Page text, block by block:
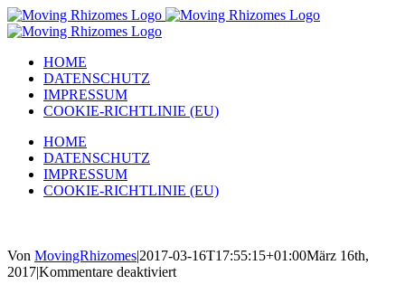
Zum
Inhalt
HOME
DATENSCHUTZ
IMPRESSUM
COOKIE-RICHTLINIE (EU)
HOME
DATENSCHUTZ
IMPRESSUM
COOKIE-RICHTLINIE (EU)
Von MovingRhizomes|2017-03-16T17:55:15+01:00März 16th,
2017|Kommentare deaktiviertfür